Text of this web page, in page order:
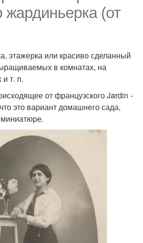
жардиньерка (от
этажерка или красиво сделанный
в комнатах, на
т. п.
от французского Jardin -
это вариант домашнего сада,